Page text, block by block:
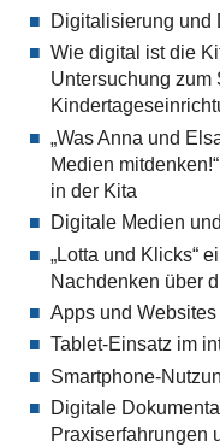
Digitalisierung und
Wie digital ist die
Untersuchung zum
„Was Anna und
Medien
in der Kita
Digitale Medien
„Lotta und Klicks“
Nachdenken über
Apps und
Tablet-Einsatz im
Smartphone-
Digitale
Praxiserfahrungen